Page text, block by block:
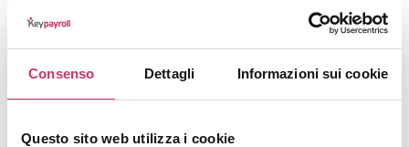
Consenso Dettagli Informazioni sui cookie
Questo sito web utilizza i cookie
territorio italiano
(Milano, Roma, Pescara) e un
oltre 130 aziende di ogni settore e